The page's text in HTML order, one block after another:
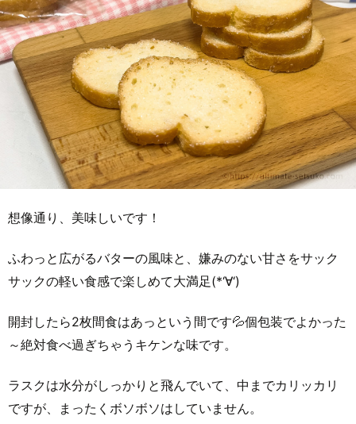
想像通り、美味しいです！
ふわっと広がるバターの風味と、嫌みのない甘さをサック
サックの軽い食感で楽しめて大満足(*‘∀‘)
開封したら2枚間食はあっという間です💦個包装でよかった
～絶対食べ過ぎちゃうキケンな味です。
ラスクは水分がしっかりと飛んでいて、中までカリッカリ
ですが、まったくボソボソはしていません。